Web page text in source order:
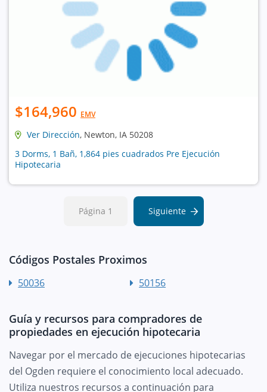
$164,960 EMV
Ver Dirección, Newton, IA 50208
3 Dorms, 1 Bañ, 1,864 pies cuadrados Pre Ejecución
Hipotecaria
Página 1 Siguiente
Códigos Postales Proximos
50036 50156
Guía y recursos para compradores de
propiedades en ejecución hipotecaria
Navegar por el mercado de ejecuciones hipotecarias
del Ogden requiere el conocimiento local adecuado.
Utiliza nuestros recursos a continuación para